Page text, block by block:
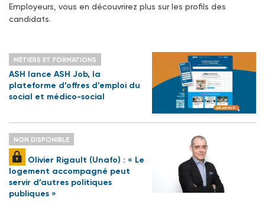
Employeurs, vous en découvrirez plus sur les profils des
candidats.
MÉTIERS ET FORMATIONS
ASH lance ASH Job, la
plateforme d’offres d’emploi du
social et médico-social
NON DISPONIBLE
Olivier Rigault (Unafo) : « Le
logement accompagné peut
servir d’autres politiques
publiques »